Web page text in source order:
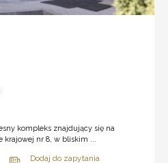
kompleks znajdujący się na
krajowej nr 8, w bliskim ...